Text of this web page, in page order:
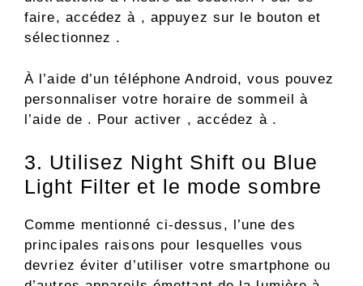
faire, accédez à , appuyez sur le bouton et
sélectionnez .
À l’aide d’un téléphone Android, vous pouvez
personnaliser votre horaire de sommeil à
l’aide de . Pour activer , accédez à .
3. Utilisez Night Shift ou Blue
Light Filter et le mode sombre
Comme mentionné ci-dessus, l’une des
principales raisons pour lesquelles vous
devriez éviter d’utiliser votre smartphone ou